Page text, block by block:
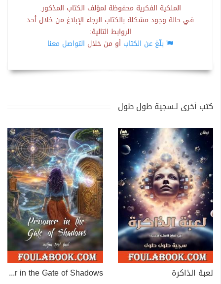
الملكية الفكرية محفوظة لمؤلف الكتاب المذكور.
في حالة وجود مشكلة بالكتاب الرجاء الإبلاغ من خلال أحد
الروابط التالية:
بلّغ عن الكتاب أو من خلال التواصل معنا
كتب أخرى لـسجية طول طول
لعبة الذاكرة
Prisoner in the Gate of Shadows